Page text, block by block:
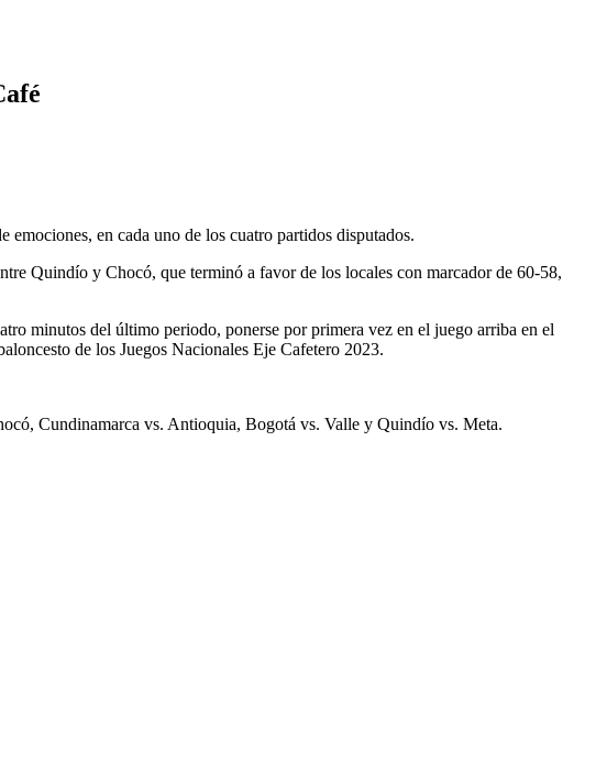
en cada uno de los cuatro partidos disputados.
Quindío y Chocó, que terminó a favor de los locales con marcador de 60-58,
minutos del último periodo, ponerse por primera vez en el juego arriba en el
de los Juegos Nacionales Eje Cafetero 2023.
Cundinamarca vs. Antioquia, Bogotá vs. Valle y Quindío vs. Meta.